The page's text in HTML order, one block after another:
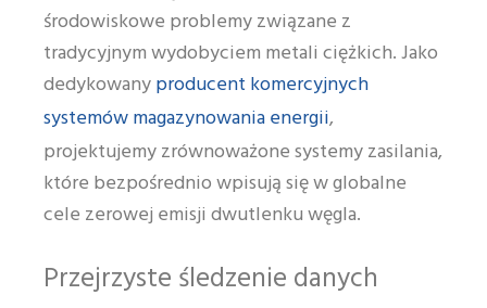
środowiskowe problemy związane z
tradycyjnym wydobyciem metali ciężkich. Jako
dedykowanyproducent komercyjnych
systemów magazynowania energii,
projektujemy zrównoważone systemy zasilania,
które bezpośrednio wpisują się w globalne
cele zerowej emisji dwutlenku węgla.
Przejrzyste śledzenie danych